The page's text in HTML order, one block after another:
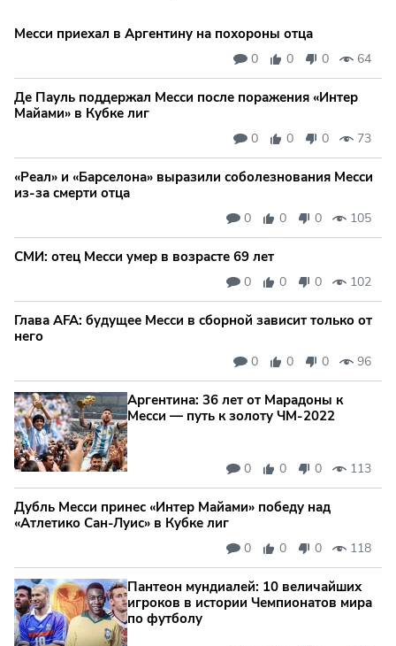
Месси приехал в Аргентину на похороны отца
0 0 0 64
Де Пауль поддержал Месси после поражения «Интер
Майами» в Кубке лиг
0 0 0 73
«Реал» и «Барселона» выразили соболезнования Месси
из-за смерти отца
0 0 0 105
СМИ: отец Месси умер в возрасте 69 лет
0 0 0 102
Глава AFA: будущее Месси в сборной зависит только от
него
0 0 0 96
Аргентина: 36 лет от Марадоны к
Месси — путь к золоту ЧМ‑2022
0 0 0 113
Дубль Месси принес «Интер Майами» победу над
«Атлетико Сан-Луис» в Кубке лиг
0 0 0 118
Пантеон мундиалей: 10 величайших
игроков в истории Чемпионатов мира
по футболу